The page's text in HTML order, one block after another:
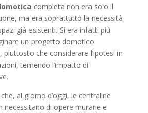
completa non era solo il
ma era soprattutto la necessità
già esistenti. Si era infatti più
un progetto domotico
che considerare l’ipotesi in
temendo l’impatto di
al giorno d’oggi, le centraline
necessitano di opere murarie e